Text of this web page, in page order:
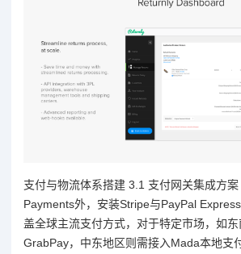
支付与物流体系搭建 3.1 支付网关集成方
Payments外，安装Stripe与PayPal
盖全球主流支付方式，对于特定市场，如
GrabPay，中东地区则需接入Mada本地支